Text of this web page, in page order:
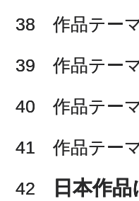
38 作品テーマ
39 作品テーマ
40 作品テーマ
41 作品テーマ
42 日本作